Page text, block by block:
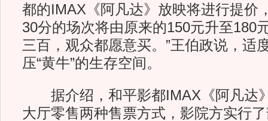
都的IMAX《阿凡达》放映将进行提价
30分的场次将由原来的150元升至180
三百，观众都愿意买。”王伯政说，适
压“黄牛”的生存空间。
据介绍，和平影都IMAX《阿凡达
大厅零售两种售票方式，影院方实行